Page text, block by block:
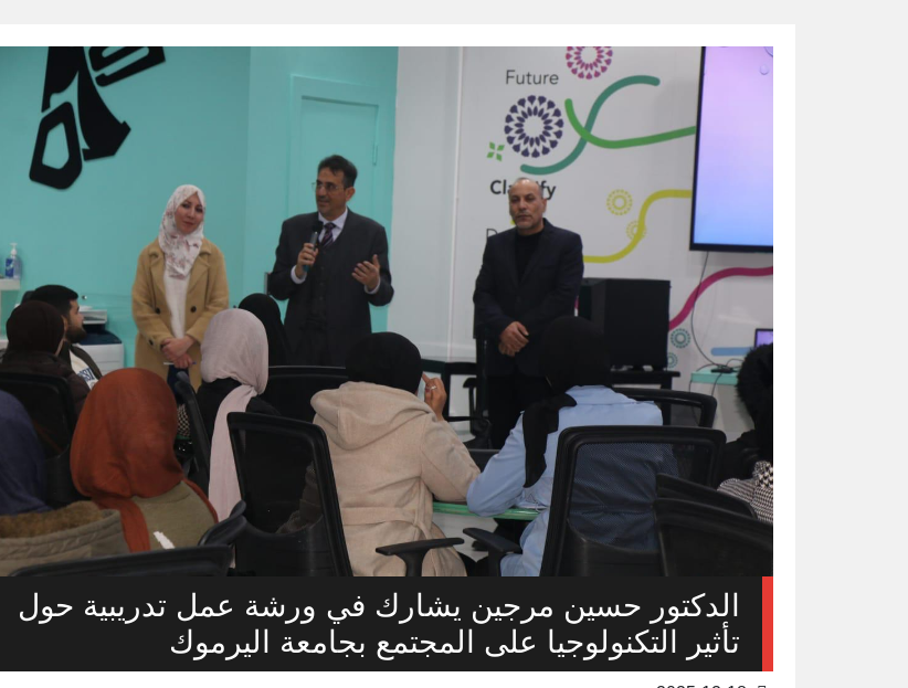
الدكتور حسين مرجين يشارك في ورشة عمل تدريبية حول
تأثير التكنولوجيا على المجتمع بجامعة اليرموك